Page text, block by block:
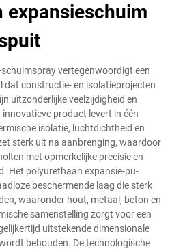
expansieschuim
vertegenwoordigt een
constructie- en isolatieprojecten
uitzonderlijke veelzijdigheid en
product levert in één
isolatie, luchtdichtheid en
sterk uit na aanbrenging, waardoor
met opmerkelijke precisie en
Het polyurethaan expansie-pu-
beschermende laag die sterk
waaronder hout, metaal, beton en
samenstelling zorgt voor een
uitstekende dimensionale
behouden. De technologische